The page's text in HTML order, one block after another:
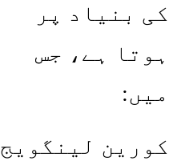
کی بنیاد پر
ہوتا ہے، جس
میں:
کورین لینگویج